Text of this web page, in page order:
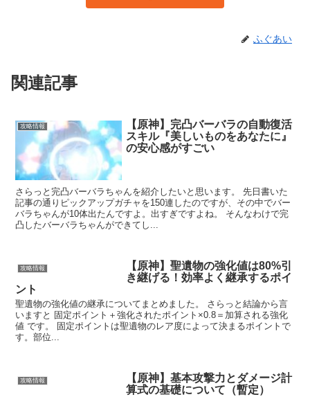
ふぐあい
関連記事
攻略情報
【原神】完凸バーバラの自動復活
スキル『美しいものをあなたに』
の安心感がすごい
さらっと完凸バーバラちゃんを紹介したいと思います。 先日書いた
記事の通りピックアップガチャを150連したのですが、その中でバー
バラちゃんが10体出たんですよ。出すぎですよね。 そんなわけで完
凸したバーバラちゃんができてし...
攻略情報
【原神】聖遺物の強化値は80%引
き継げる！効率よく継承するポイ
ント
聖遺物の強化値の継承についてまとめました。 さらっと結論から言
いますと 固定ポイント＋強化されたポイント×0.8＝加算される強化
値 です。 固定ポイントは聖遺物のレア度によって決まるポイントで
す。部位...
攻略情報
【原神】基本攻撃力とダメージ計
算式の基礎について（暫定）